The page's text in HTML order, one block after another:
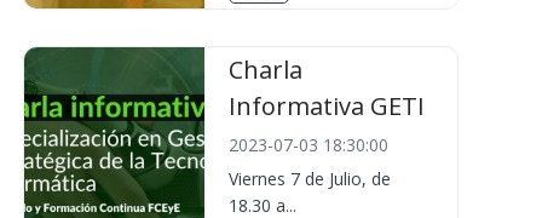
Charla
Informativa GETI
2023-07-03 18:30:00
Viernes 7 de Julio, de
18.30 a...